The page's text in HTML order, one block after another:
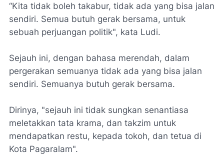
“Kita tidak boleh takabur, tidak ada yang bisa jalan
sendiri. Semua butuh gerak bersama, untuk
sebuah perjuangan politik", kata Ludi.
Sejauh ini, dengan bahasa merendah, dalam
pergerakan semuanya tidak ada yang bisa jalan
sendiri. Semuanya butuh gerak bersama.
Dirinya, "sejauh ini tidak sungkan senantiasa
meletakkan tata krama, dan takzim untuk
mendapatkan restu, kepada tokoh, dan tetua di
Kota Pagaralam".